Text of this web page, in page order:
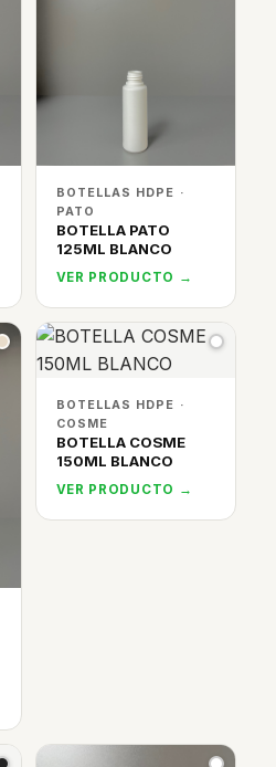
BOTELLAS HDPE ·
PATO
BOTELLA PATO
125ML BLANCO
VER PRODUCTO →
BOTELLAS HDPE ·
COSME
BOTELLA COSME
150ML BLANCO
VER PRODUCTO →